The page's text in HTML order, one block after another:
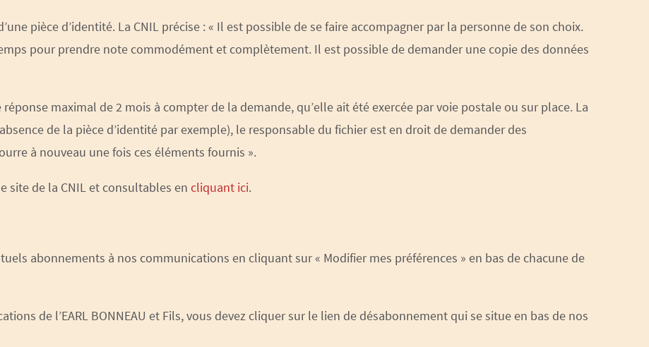
pièce d’identité. La CNIL précise : « Il est possible de se faire accompagner par la personne de son choix.
pour prendre note commodément et complètement. Il est possible de demander une copie des données
maximal de 2 mois à compter de la demande, qu’elle ait été exercée par voie postale ou sur place. La
de la pièce d’identité par exemple), le responsable du fichier est en droit de demander des
à nouveau une fois ces éléments fournis ».
site de la CNIL et consultables en cliquant ici.
abonnements à nos communications en cliquant sur « Modifier mes préférences » en bas de chacune de
de l’EARL BONNEAU et Fils, vous devez cliquer sur le lien de désabonnement qui se situe en bas de nos